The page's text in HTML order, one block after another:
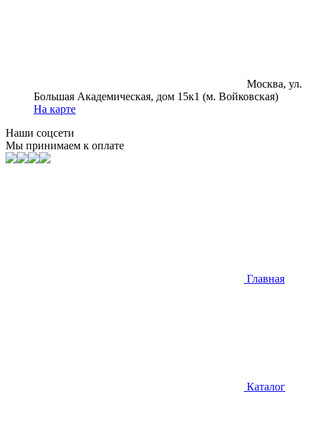
Москва, ул.
Большая Академическая, дом 15к1 (м. Войковская)
На карте
Наши соцсети
Мы принимаем к оплате
Главная
Каталог